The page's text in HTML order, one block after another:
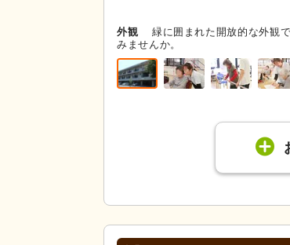
外観
緑に囲まれた開放的な外観
みませんか。